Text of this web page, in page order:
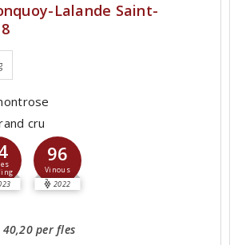
Lalande Saint-
cru
96
Vinous
2022
per fles